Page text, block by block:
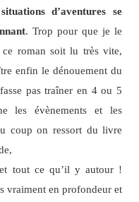
d’aventures se
. Trop pour que je le
ce roman soit lu très vite,
enfin le dénouement du
pas traîner en 4 ou 5
les évènements et les
coup on ressort du livre
et tout ce qu’il y autour !
vraiment en profondeur et